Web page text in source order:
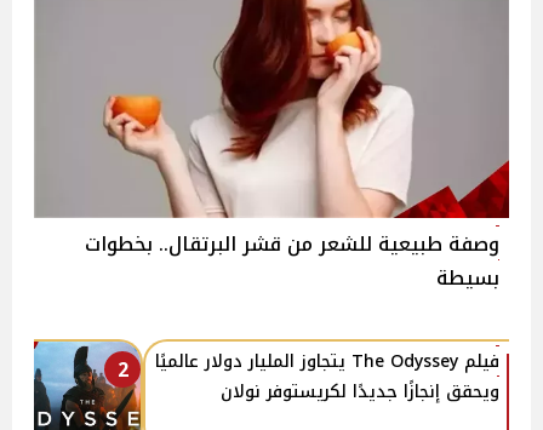
وصفة طبيعية للشعر من قشر البرتقال.. بخطوات
بسيطة
2
فيلم The Odyssey يتجاوز المليار دولار عالميًا
ويحقق إنجازًا جديدًا لكريستوفر نولان